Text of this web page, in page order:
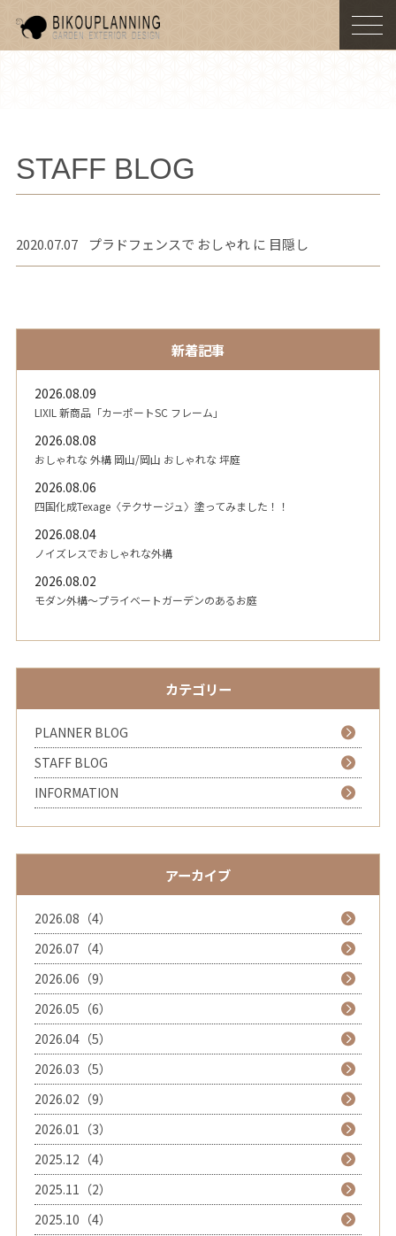
STAFF BLOG
2020.07.07 プラドフェンスで おしゃれ に 目隠し
新着記事
2026.08.09
LIXIL 新商品「カーポートSC フレーム」
2026.08.08
おしゃれな 外構 岡山/岡山 おしゃれな 坪庭
2026.08.06
四国化成Texage〈テクサージュ〉塗ってみました！！
2026.08.04
ノイズレスでおしゃれな外構
2026.08.02
モダン外構～プライベートガーデンのあるお庭
カテゴリー
PLANNER BLOG
STAFF BLOG
INFORMATION
アーカイブ
2026.08（4）
2026.07（4）
2026.06（9）
2026.05（6）
2026.04（5）
2026.03（5）
2026.02（9）
2026.01（3）
2025.12（4）
2025.11（2）
2025.10（4）